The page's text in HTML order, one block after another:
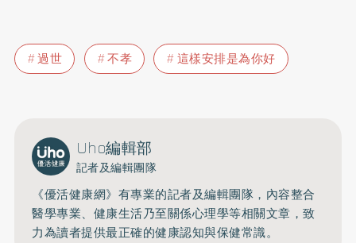
過世 不孝 這樣安排是為你好
Uho編輯部
記者及編輯團隊
《優活健康網》有專業的記者及編輯團隊，內容整合
醫學專業、健康生活乃至關係心理學等相關文章，致
力為讀者提供最正確的健康認知與保健常識。